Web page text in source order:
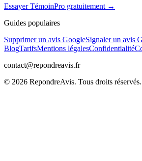
Essayer TémoinPro gratuitement →
Guides populaires
Supprimer un avis GoogleSignaler un avis
BlogTarifsMentions légalesConfidentialité
contact@repondreavis.fr
© 2026 RepondreAvis. Tous droits réservés.